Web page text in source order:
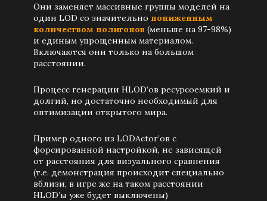
Они заменяет массивные группы моделей на
один LOD со значительно пониженным
количеством полигонов (меньше на 97-98%)
и единым упрощенным материалом.
Включаются они только на большом
расстоянии.
Процесс генерации HLOD’ов ресурсоемкий и
долгий, но достаточно необходимый для
оптимизации открытого мира.
Пример одного из LODActor’ов с
форсированной настройкой, не зависящей
от расстояния для визуального сравнения
(т.е. демонстрация происходит специально
вблизи, в игре же на таком расстоянии
HLOD’ы уже будет выключены)